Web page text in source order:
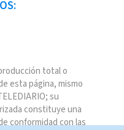
total o
esta página, mismo
su
constituye una
conformidad con las